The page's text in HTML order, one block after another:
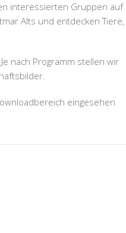
interessierten Gruppen auf
Alts und entdecken Tiere,
nach Programm stellen wir
eingesehen